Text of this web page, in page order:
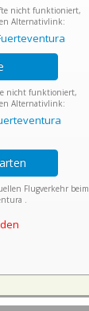
nicht funktioniert,
Alternativlink:
nicht funktioniert,
Alternativlink:
Flugverkehr beim
.